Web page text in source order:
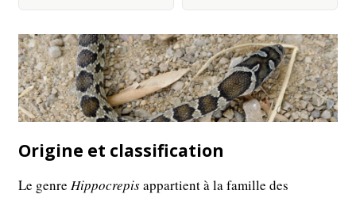
Origine et classification
Le genreHippocrepisappartient à la famille des